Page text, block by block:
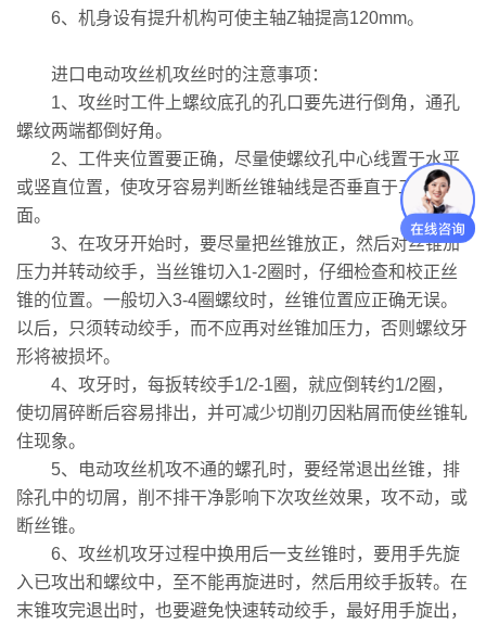
6、机身设有提升机构可使主轴Z轴提高120mm。
进口电动攻丝机攻丝时的注意事项：
1、攻丝时工件上螺纹底孔的孔口要先进行倒角，通孔
螺纹两端都倒好角。
2、工件夹位置要正确，尽量使螺纹孔中心线置于水平
或竖直位置，使攻牙容易判断丝锥轴线是否垂直于工件的平
面。
3、在攻牙开始时，要尽量把丝锥放正，然后对丝锥加
压力并转动绞手，当丝锥切入1-2圈时，仔细检查和校正丝
锥的位置。一般切入3-4圈螺纹时，丝锥位置应正确无误。
以后，只须转动绞手，而不应再对丝锥加压力，否则螺纹牙
形将被损坏。
4、攻牙时，每扳转绞手1/2-1圈，就应倒转约1/2圈，
使切屑碎断后容易排出，并可减少切削刃因粘屑而使丝锥轧
住现象。
5、电动攻丝机攻不通的螺孔时，要经常退出丝锥，排
除孔中的切屑，削不排干净影响下次攻丝效果，攻不动，或
断丝锥。
6、攻丝机攻牙过程中换用后一支丝锥时，要用手先旋
入已攻出和螺纹中，至不能再旋进时，然后用绞手扳转。在
末锥攻完退出时，也要避免快速转动绞手，最好用手旋出，